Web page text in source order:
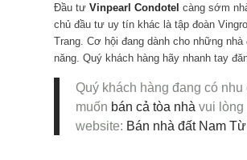
Đầu tư Vinpearl Condotel càng sớm
chủ đầu tư uy tín khác là tập đoàn
Trang. Cơ hội đang dành cho những
năng. Quý khách hàng hãy nhanh tay
Quý khách hàng đang có nhu
muốn bán cả tòa nhà vui lòng
website: Bán nhà đất Nam